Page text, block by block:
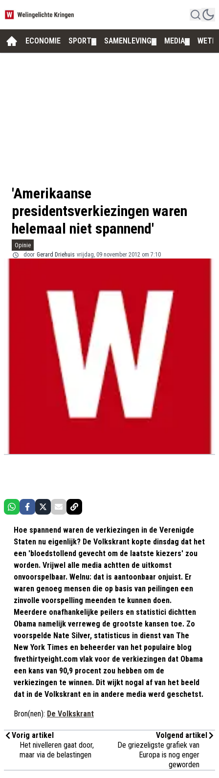
ECONOMIE SPORT SAMENLEVING MEDIA
'Amerikaanse
presidentsverkiezingen waren
helemaal niet spannend'
Opinie
door Gerard Driehuis vrijdag, 09 november 2012 om 7:10
Hoe spannend waren de verkiezingen in de Verenigde
Staten nu eigenlijk? De Volkskrant kopte dinsdag dat het
een 'bloedstollend gevecht om de laatste kiezers' zou
worden. Vrijwel alle media achtten de uitkomst
onvoorspelbaar. Welnu: dat is aantoonbaar onjuist. Er
waren genoeg mensen die op basis van peilingen een
zinvolle voorspelling meenden te kunnen doen.
Meerdere onafhankelijke peilers en statistici dichtten
Obama namelijk verreweg de grootste kansen toe. Zo
voorspelde Nate Silver, statisticus in dienst van The
New York Times en beheerder van het populaire blog
fivethirtyeight.com vlak voor de verkiezingen dat Obama
een kans van 90,9 procent zou hebben om de
verkiezingen te winnen. Dit wijkt nogal af van het beeld
dat in de Volkskrant en in andere media werd geschetst.
Bron(nen): De Volkskrant
Vorig artikel
Het nivelleren gaat door,
maar via de belastingen
Volgend artikel
De griezeligste grafiek van
Europa is nog enger
geworden